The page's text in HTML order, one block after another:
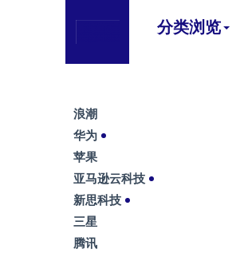
分类浏览
浪潮
华为
苹果
亚马逊云科技
新思科技
三星
腾讯